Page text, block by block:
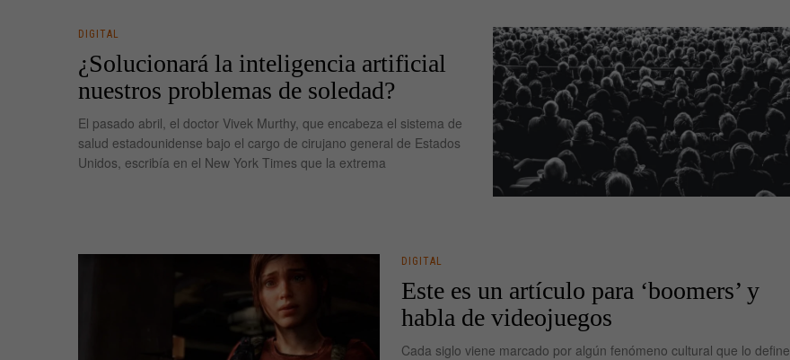
DIGITAL
¿Solucionará la inteligencia artificial
nuestros problemas de soledad?
El pasado abril, el doctor Vivek Murthy, que encabeza el sistema de
salud estadounidense bajo el cargo de cirujano general de Estados
Unidos, escribía en el New York Times que la extrema
DIGITAL
Este es un artículo para ‘boomers’ y
habla de videojuegos
Cada siglo viene marcado por algún fenómeno cultural que lo define